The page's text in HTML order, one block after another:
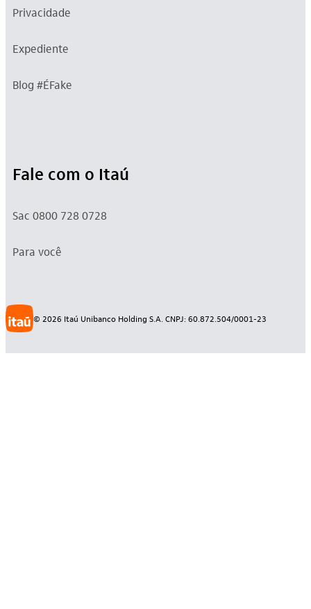
Privacidade
Expediente
Blog #ÉFake
Fale com o Itaú
Sac 0800 728 0728
Para você
© 2026 Itaú Unibanco Holding S.A. CNPJ: 60.872.504/0001-23